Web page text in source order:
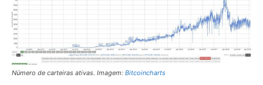
Número de carteiras ativas. Imagem: Bitcoincharts